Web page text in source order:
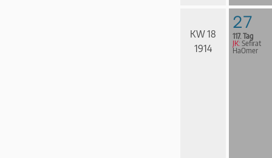
KW 18
1914
27
117. Tag
JK: Sefirat
HaOmer